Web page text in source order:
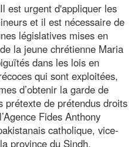
est urgent d'appliquer les
et il est nécessaire de
législatives mises en
la jeune chrétienne Maria
dans les lois en
qui sont exploitées,
d’obtenir la garde de
prétexte de prétendus droits
Fides Anthony
catholique, vice-
province du Sindh.